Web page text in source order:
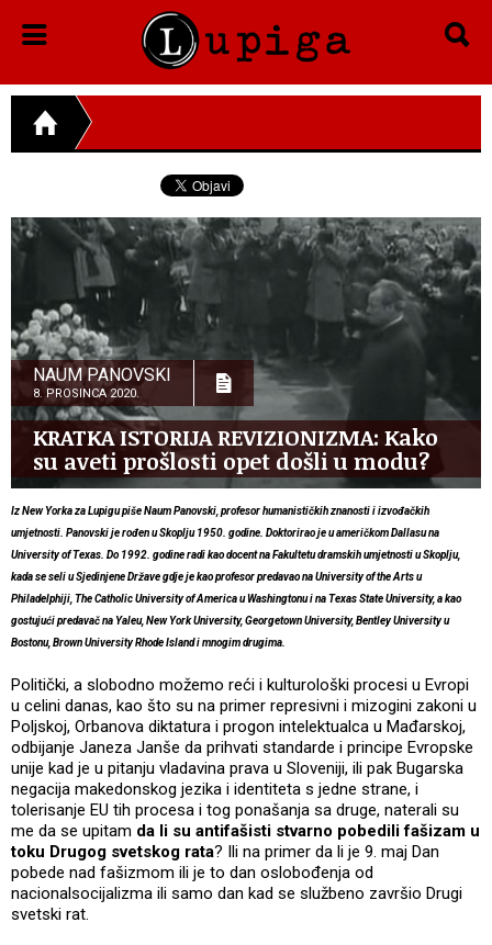
NAUM PANOVSKI
8. PROSINCA 2020.
KRATKA ISTORIJA REVIZIONIZMA: Kako
su aveti prošlosti opet došli u modu?
Iz New Yorka za Lupigu piše Naum Panovski, profesor humanističkih znanosti i izvođačkih
umjetnosti. Panovski je rođen u Skoplju 1950. godine. Doktorirao je u američkom Dallasu na
University of Texas. Do 1992. godine radi kao docent na Fakultetu dramskih umjetnosti u Skoplju,
kada se seli u Sjedinjene Države gdje je kao profesor predavao na University of the Arts u
Philadelphiji, The Catholic University of America u Washingtonu i na Texas State University, a kao
gostujući predavač na Yaleu, New York University, Georgetown University, Bentley University u
Bostonu, Brown University Rhode Island i mnogim drugima.
Politički, a slobodno možemo reći i kulturološki procesi u Evropi
u celini danas, kao što su na primer represivni i mizogini zakoni u
Poljskoj, Orbanova diktatura i progon intelektualca u Mađarskoj,
odbijanje Janeza Janše da prihvati standarde i principe Evropske
unije kad je u pitanju vladavina prava u Sloveniji, ili pak Bugarska
negacija makedonskog jezika i identiteta s jedne strane, i
tolerisanje EU tih procesa i tog ponašanja sa druge, naterali su
me da se upitam da li su antifašisti stvarno pobedili fašizam u
toku Drugog svetskog rata? Ili na primer da li je 9. maj Dan
pobede nad fašizmom ili je to dan oslobođenja od
nacionalsocijalizma ili samo dan kad se službeno završio Drugi
svetski rat.